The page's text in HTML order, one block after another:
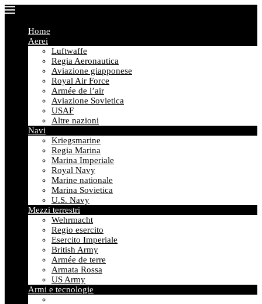
Home
Aerei
Luftwaffe
Regia Aeronautica
Aviazione giapponese
Royal Air Force
Armée de l’air
Aviazione Sovietica
USAF
Altre nazioni
Navi
Kriegsmarine
Regia Marina
Marina Imperiale
Royal Navy
Marine nationale
Marina Sovietica
U.S. Navy
Mezzi terrestri
Wehrmacht
Regio esercito
Esercito Imperiale
British Army
Armée de terre
Armata Rossa
US Army
Armi e tecnologie